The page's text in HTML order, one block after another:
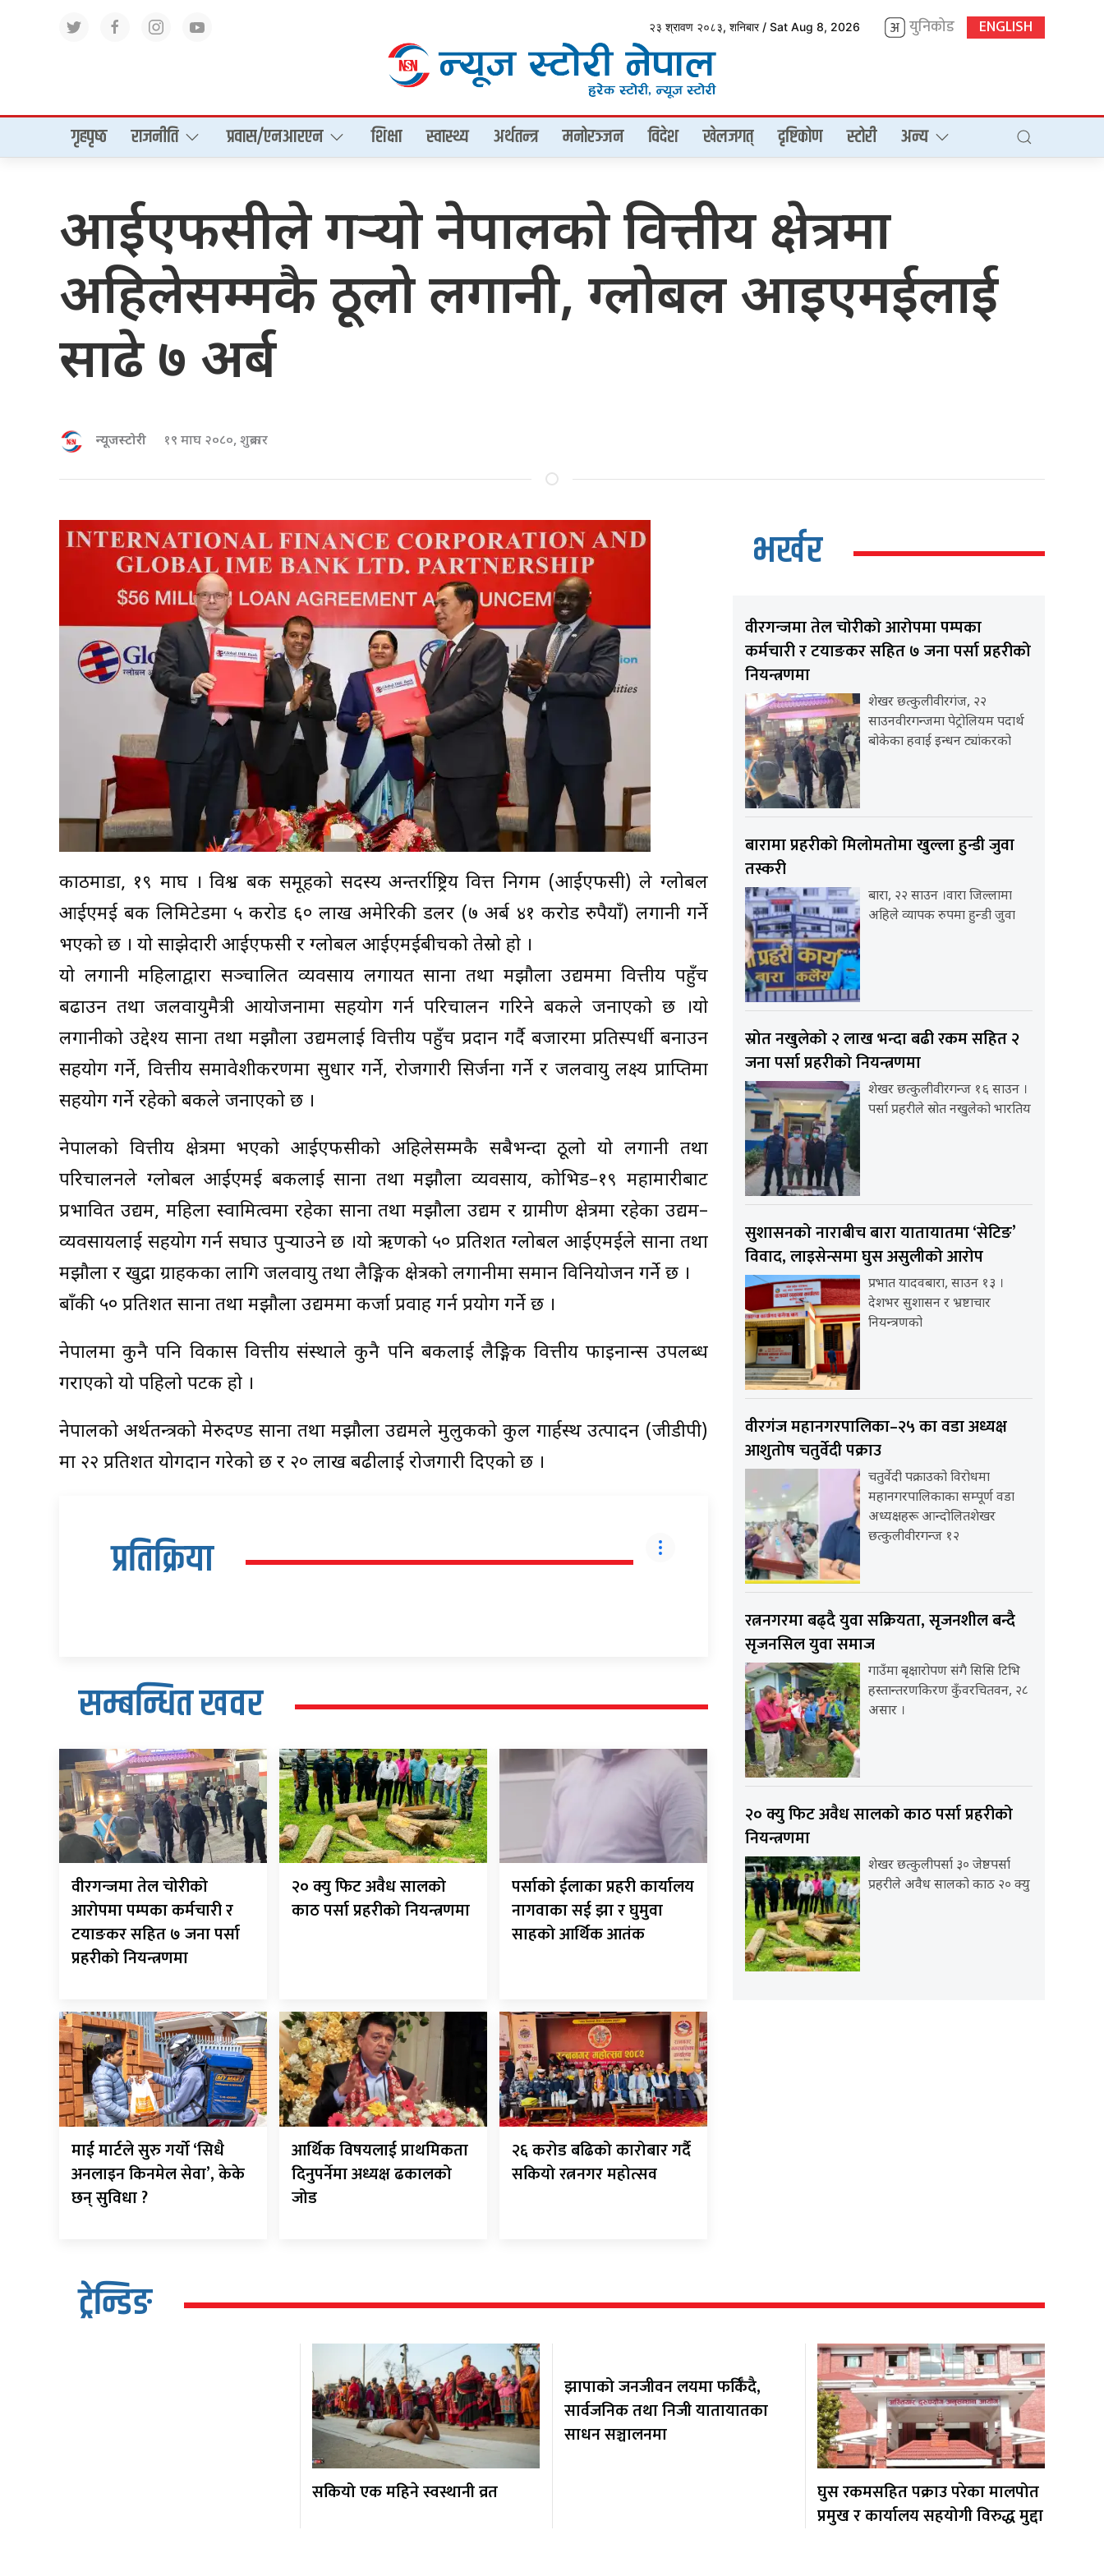
२३ श्रावण २०८३, शनिबार / Sat Aug 8, 2026 युनिकोड ENGLISH
गृहपृष्‍ठ राजनीति प्रवास/एनआरएन शिक्षा स्वास्थ्य अर्थतन्त्र मनोरञ्जन विदेश खेलजगत् दृष्टिकोण स्टोरी अन्य
आईएफसीले गर्‍यो नेपालको वित्तीय क्षेत्रमा
अहिलेसम्मकै ठूलो लगानी, ग्लोबल आइएमईलाई
साढे ७ अर्ब
न्यूजस्टोरी १९ माघ २०८०, शुक्रबार
काठमाडौं, १९ माघ । विश्व बैंक समूहको सदस्य अन्तर्राष्ट्रिय वित्त निगम (आईएफसी) ले ग्लोबल
आईएमई बैंक लिमिटेडमा ५ करोड ६० लाख अमेरिकी डलर (७ अर्ब ४१ करोड रुपैयाँ) लगानी गर्ने
भएको छ । यो साझेदारी आईएफसी र ग्लोबल आईएमईबीचको तेस्रो हो ।
यो लगानी महिलाद्वारा सञ्चालित व्यवसाय लगायत साना तथा मझौला उद्यममा वित्तीय पहुँच
बढाउन तथा जलवायुमैत्री आयोजनामा सहयोग गर्न परिचालन गरिने बैंकले जनाएको छ ।यो
लगानीको उद्देश्य साना तथा मझौला उद्यमलाई वित्तीय पहुँच प्रदान गर्दै बजारमा प्रतिस्पर्धी बनाउन
सहयोग गर्ने, वित्तीय समावेशीकरणमा सुधार गर्ने, रोजगारी सिर्जना गर्ने र जलवायु लक्ष्य प्राप्तिमा
सहयोग गर्ने रहेको बैंकले जनाएको छ ।
नेपालको वित्तीय क्षेत्रमा भएको आईएफसीको अहिलेसम्मकै सबैभन्दा ठूलो यो लगानी तथा
परिचालनले ग्लोबल आईएमई बैंकलाई साना तथा मझौला व्यवसाय, कोभिड–१९ महामारीबाट
प्रभावित उद्यम, महिला स्वामित्वमा रहेका साना तथा मझौला उद्यम र ग्रामीण क्षेत्रमा रहेका उद्यम–
व्यवसायलाई सहयोग गर्न सघाउ पुर्‍याउने छ ।यो ऋणको ५० प्रतिशत ग्लोबल आईएमईले साना तथा
मझौला र खुद्रा ग्राहकका लागि जलवायु तथा लैङ्गिक क्षेत्रको लगानीमा समान विनियोजन गर्ने छ ।
बाँकी ५० प्रतिशत साना तथा मझौला उद्यममा कर्जा प्रवाह गर्न प्रयोग गर्ने छ ।
नेपालमा कुनै पनि विकास वित्तीय संस्थाले कुनै पनि बैंकलाई लैङ्गिक वित्तीय फाइनान्स उपलब्ध
गराएको यो पहिलो पटक हो ।
नेपालको अर्थतन्त्रको मेरुदण्ड साना तथा मझौला उद्यमले मुलुकको कुल गार्हस्थ उत्पादन (जीडीपी)
मा २२ प्रतिशत योगदान गरेको छ र २० लाख बढीलाई रोजगारी दिएको छ ।
प्रतिक्रिया
सम्बन्धित खवर
वीरगन्जमा तेल चोरीको
आरोपमा पम्पका कर्मचारी र
टयाङकर सहित ७ जना पर्सा
प्रहरीको नियन्त्रणमा
२० क्यु फिट अवैध सालको
काठ पर्सा प्रहरीको नियन्त्रणमा
पर्साको ईलाका प्रहरी कार्यालय
नागवाका सई झा र घुमुवा
साहको आर्थिक आतंक
माई मार्टले सुरु गर्यो ‘सिधै
अनलाइन किनमेल सेवा’, केके
छन् सुविधा ?
आर्थिक विषयलाई प्राथमिकता
दिनुपर्नेमा अध्यक्ष ढकालको
जोड
२६ करोड बढिको कारोबार गर्दै
सकियो रत्ननगर महोत्सव
भर्खर
वीरगन्जमा तेल चोरीको आरोपमा पम्पका
कर्मचारी र टयाङकर सहित ७ जना पर्सा प्रहरीको
नियन्त्रणमा
शेखर छत्कुलीवीरगंज, २२
साउनवीरगन्जमा पेट्रोलियम पदार्थ
बोकेका हवाई इन्धन ट्यांकरको
बारामा प्रहरीको मिलोमतोमा खुल्ला हुन्डी जुवा
तस्करी
बारा, २२ साउन ।वारा जिल्लामा
अहिले व्यापक रुपमा हुन्डी जुवा
स्रोत नखुलेको २ लाख भन्दा बढी रकम सहित २
जना पर्सा प्रहरीको नियन्त्रणमा
शेखर छत्कुलीवीरगन्ज १६ साउन ।
पर्सा प्रहरीले स्रोत नखुलेको भारतिय
सुशासनको नाराबीच बारा यातायातमा ‘सेटिङ’
विवाद, लाइसेन्समा घुस असुलीको आरोप
प्रभात यादवबारा, साउन १३ ।
देशभर सुशासन र भ्रष्टाचार
नियन्त्रणको
वीरगंज महानगरपालिका–२५ का वडा अध्यक्ष
आशुतोष चतुर्वेदी पक्राउ
चतुर्वेदी पक्राउको विरोधमा
महानगरपालिकाका सम्पूर्ण वडा
अध्यक्षहरू आन्दोलितशेखर
छत्कुलीवीरगन्ज १२
रत्ननगरमा बढ्दै युवा सक्रियता, सृजनशील बन्दै
सृजनसिल युवा समाज
गाउँमा बृक्षारोपण संगै सिसि टिभि
हस्तान्तरणकिरण कुँवरचितवन, २८
असार ।
२० क्यु फिट अवैध सालको काठ पर्सा प्रहरीको
नियन्त्रणमा
शेखर छत्कुलीपर्सा ३० जेष्ठपर्सा
प्रहरीले अवैध सालको काठ २० क्यु
ट्रेन्डिङ
सकियो एक महिने स्वस्थानी व्रत
झापाको जनजीवन लयमा फर्किँदै,
सार्वजनिक तथा निजी यातायातका
साधन सञ्चालनमा
घुस रकमसहित पक्राउ परेका मालपोत
प्रमुख र कार्यालय सहयोगी विरुद्ध मुद्दा